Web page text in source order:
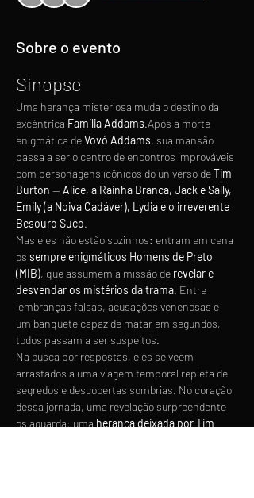
Sobre o evento
Sinopse
Uma herança misteriosa muda o destino da
excêntrica Família Addams.Após a morte
enigmática de Vovó Addams, sua mansão
passa a ser o centro de encontros improváveis
com personagens icônicos do universo de Tim
Burton — Alice, a Rainha Branca, Jack e Sally,
Emily (a Noiva Cadáver), Lydia e o irreverente
Besouro Suco.
Mas eles não estão sozinhos: entram em cena
os sempre enigmáticos Homens de Preto
(MIB), que assumem a missão de revelar e
desvendar os mistérios da trama. Entre
lembranças falsas, acusações venenosas e
um banquete capaz de matar em segundos,
todos passam a ser suspeitos.
Na busca por respostas, eles se veem
arrastados a uma viagem temporal repleta de
segredos e descobertas sombrias. No coração
dessa jornada, uma revelação surpreendente
os aguarda: uma herança deixada por Tim